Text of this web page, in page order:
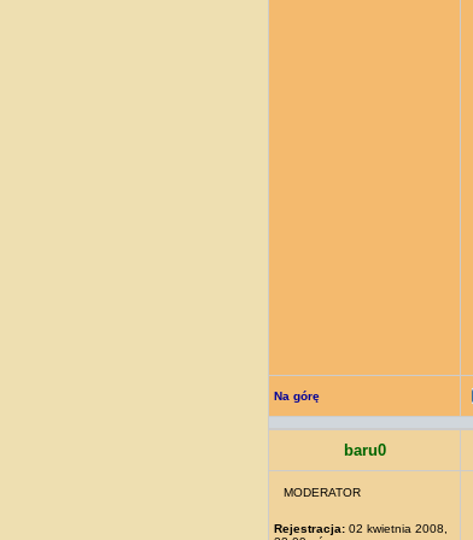
Na górę
baru0
MODERATOR
Rejestracja: 02 kwietnia 2008,